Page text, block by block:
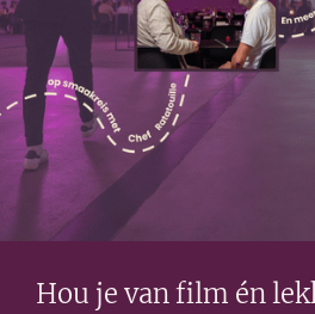
Beschikbare
in Gent
Hou je van film én